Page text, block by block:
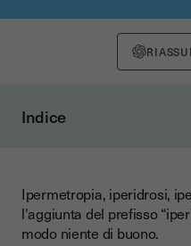
Indice
Come
Ipermetropia, iperidrosi,
l'aggiunta del prefisso
modo niente di buono.